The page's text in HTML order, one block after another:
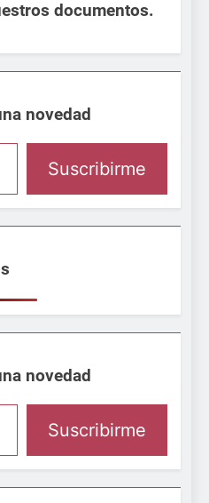
documentos.
novedad
Suscribirme
novedad
Suscribirme